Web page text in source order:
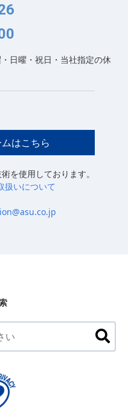
日曜・祝日・当社指定の休
はこちら
を使用しております。
扱いについて